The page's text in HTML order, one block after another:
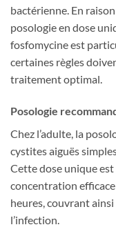
bactérienne. En
posologie en dose
fosfomycine est
certaines règles
traitement optimal.
Posologie
Chez l’adulte, la
cystites aiguës
Cette dose unique
concentration
heures, couvrant
l’infection.